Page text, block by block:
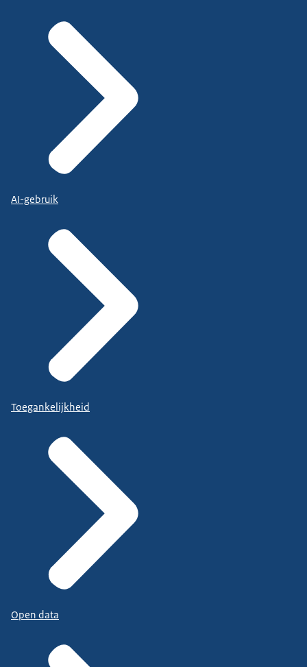
AI-gebruik
Toegankelijkheid
Open data